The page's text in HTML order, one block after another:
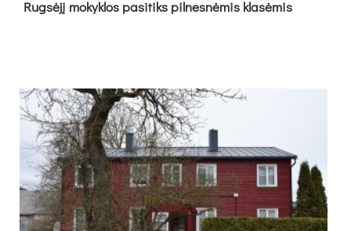
Rug­sė­jį mo­kyk­los pa­si­tiks pil­nes­nė­mis kla­sė­mis